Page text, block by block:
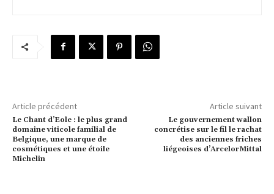
Article précédent
Le Chant d’Eole : le plus grand
domaine viticole familial de
Belgique, une marque de
cosmétiques et une étoile
Michelin
Article suivant
Le gouvernement wallon
concrétise sur le fil le rachat
des anciennes friches
liégeoises d’ArcelorMittal